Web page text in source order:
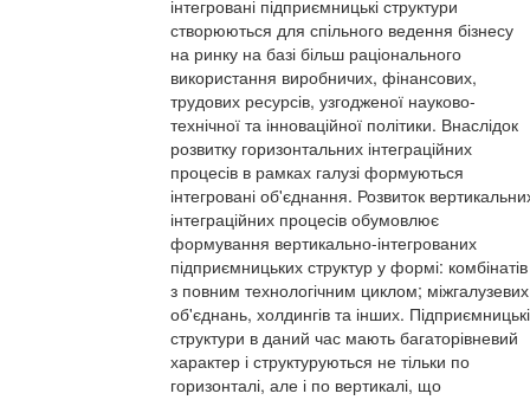
інтегровані підприємницькі структури
створюються для спільного ведення бізнесу
на ринку на базі більш раціонального
використання виробничих, фінансових,
трудових ресурсів, узгодженої науково-
технічної та інноваційної політики. Внаслідок
розвитку горизонтальних інтеграційних
процесів в рамках галузі формуються
інтегровані об'єднання. Розвиток
інтеграційних процесів обумовлює
формування вертикально-інтегрованих
підприємницьких структур у формі: комбінатів
з повним технологічним циклом; міжгалузевих
об'єднань, холдингів та інших. Підприємницькі
структури в даний час мають багаторівневий
характер і структуруються не тільки по
горизонталі, але і по вертикалі, що